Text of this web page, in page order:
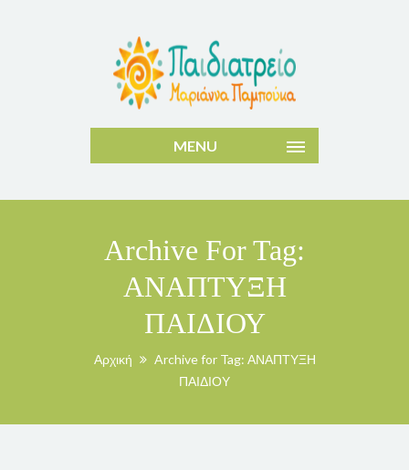
MENU
Archive For Tag:
ΑΝΑΠΤΥΞΗ
ΠΑΙΔΙΟΥ
Αρχική
Archive for Tag: ΑΝΑΠΤΥΞΗ
ΠΑΙΔΙΟΥ